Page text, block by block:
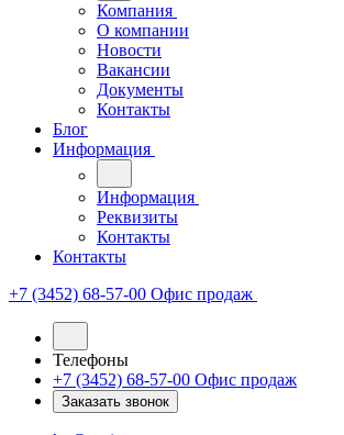
Компания
О компании
Новости
Вакансии
Документы
Контакты
Блог
Информация
Информация
Реквизиты
Контакты
Контакты
+7 (3452) 68-57-00 Офис продаж
Телефоны
+7 (3452) 68-57-00 Офис продаж
Заказать звонок